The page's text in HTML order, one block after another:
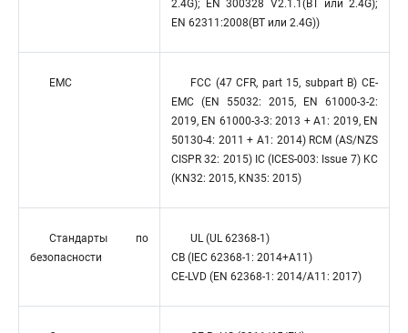
2.4G); EN 300328 V2.1.1(BT или 2.4G);
EN 62311:2008(BT или 2.4G))
EMC
FCC (47 CFR, part 15, subpart B) CE-
EMC (EN 55032: 2015, EN 61000-3-2:
2019, EN 61000-3-3: 2013 + A1: 2019, EN
50130-4: 2011 + A1: 2014) RCM (AS/NZS
CISPR 32: 2015) IC (ICES-003: Issue 7) KC
(KN32: 2015, KN35: 2015)
Стандарты по
безопасности
UL (UL 62368-1)
CB (IEC 62368-1: 2014+A11)
CE-LVD (EN 62368-1: 2014/A11: 2017)